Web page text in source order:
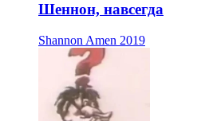
Шеннон, навсегда
Shannon Amen 2019